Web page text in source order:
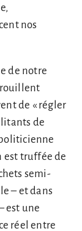
nos
de notre
de « régler
de
est truffée de
semi-
– et dans
est une
réel entre